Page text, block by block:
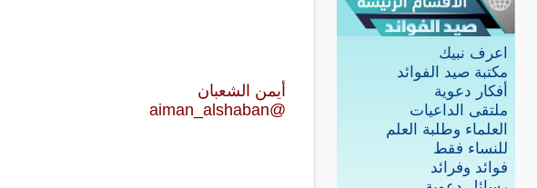
اعرف نبيك
مكتبة صيد الفوائد
أفكار دعوية
ملتقى الداعيات
العلماء وطلبة العلم
للنساء فقط
فوائد وفرائد
أيمن الشعبان
@aiman_alshaban